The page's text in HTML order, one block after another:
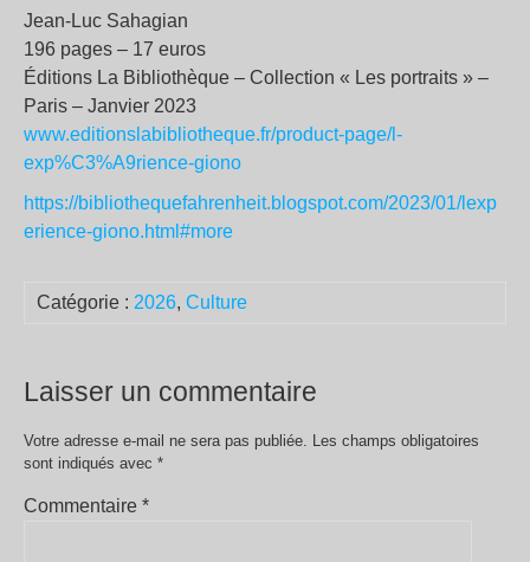
Jean-Luc Sahagian
196 pages – 17 euros
Éditions La Bibliothèque – Collection « Les portraits » –
Paris – Janvier 2023
www.editionslabibliotheque.fr/product-page/l-
exp%C3%A9rience-giono
https://bibliothequefahrenheit.blogspot.com/2023/01/lexp
erience-giono.html#more
Catégorie : 2026, Culture
Laisser un commentaire
Votre adresse e-mail ne sera pas publiée. Les champs obligatoires
sont indiqués avec *
Commentaire *